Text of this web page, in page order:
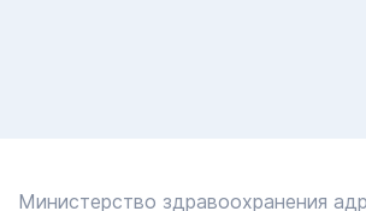
Министерство здравоохранения